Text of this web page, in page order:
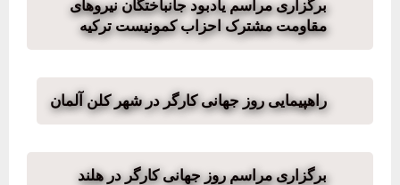
برگزاری مراسم یادبود جانباختگان نیروهای
مقاومت مشترک احزاب کمونیست ترکیه
راهپیمایی روز جهانی کارگر در شهر کلن آلمان
برگزاری مراسم روز جهانی کارگر در هلند